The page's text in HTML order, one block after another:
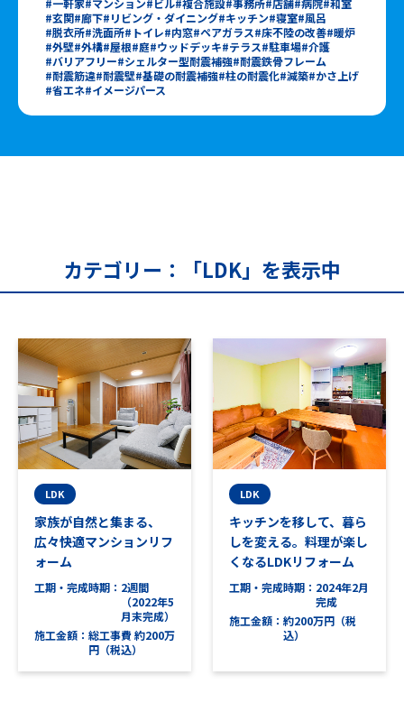
一軒家 マンション ビル 複合施設 事務所 店舗 病院 和室
玄関 廊下 リビング・ダイニング キッチン 寝室 風呂
脱衣所 洗面所 トイレ 内窓 ペアガラス 床不陸の改善 暖炉
外壁 外構 屋根 庭 ウッドデッキ テラス 駐車場 介護
バリアフリー シェルター型耐震補強 耐震鉄骨フレーム
耐震筋違 耐震壁 基礎の耐震補強 柱の耐震化 減築 かさ上げ
省エネ イメージパース
カテゴリー：「LDK」を表示中
LDK
家族が自然と集まる、
広々快適マンションリフ
ォーム
工期・完成時期
2週間
（2022年5
月末完成）
施工金額
総工事費 約200万
円（税込）
LDK
キッチンを移して、暮ら
しを変える。料理が楽し
くなるLDKリフォーム
工期・完成時期
2024年2月
完成
施工金額
約200万円（税
込）